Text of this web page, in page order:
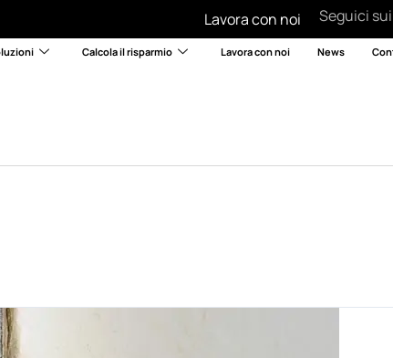
Lavora con noi Seguici
Calcola il risparmio Lavora con noi News